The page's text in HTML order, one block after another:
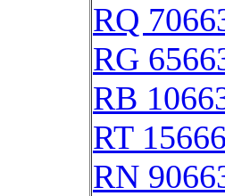
RQ
RG
RB
RT
RN